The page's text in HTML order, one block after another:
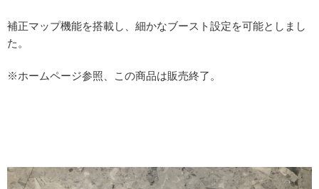
補正マップ機能を搭載し、細かなブースト設定を可能としまし
た。
※ホームページ参照、この商品は販売終了。